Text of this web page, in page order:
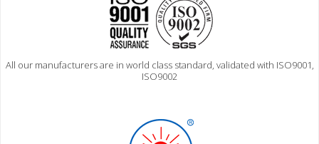
All our manufacturers are in world class standard, validated with ISO9001,
ISO9002